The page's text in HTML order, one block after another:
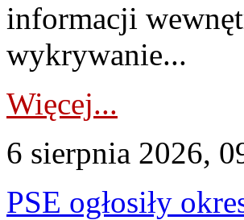
informacji
wykrywanie...
Więcej...
6 sierpnia 2026,
PSE ogłosiły